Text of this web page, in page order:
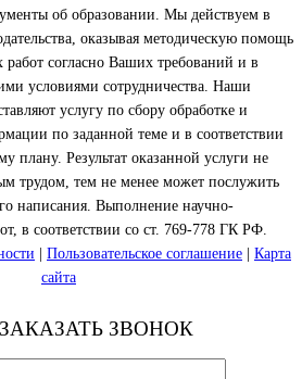
об образовании. Мы действуем в
оказывая методическую помощь
согласно Ваших требований и в
условиями сотрудничества. Наши
услугу по сбору обработке и
по заданной теме и в соответствии
плану. Результат оказанной услуги не
трудом, тем не менее может послужить
написания. Выполнение научно-
в соответствии со ст. 769-778 ГК РФ.
| Пользовательское соглашение | Карта
сайта
ЗАКАЗАТЬ ЗВОНОК